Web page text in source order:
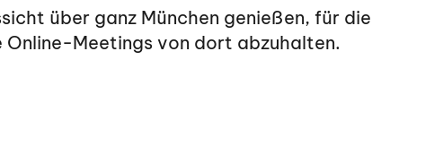
über ganz München genießen, für die
Online-Meetings von dort abzuhalten.